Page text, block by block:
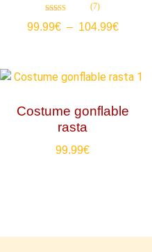
4.71
(7)
99.99€ – 104.99€
Costume gonflable
rasta
99.99€